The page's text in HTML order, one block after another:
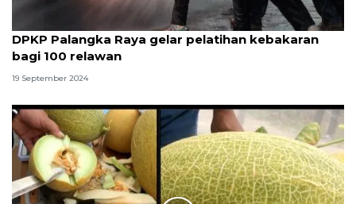
DPKP Palangka Raya gelar pelatihan kebakaran
bagi 100 relawan
19 September 2024